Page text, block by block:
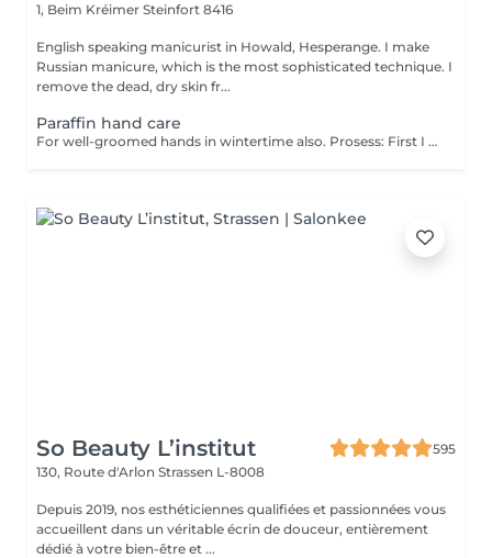
1, Beim Kréimer Steinfort 8416
English speaking manicurist in Howald, Hesperange. I make
Russian manicure, which is the most sophisticated technique. I
remove the dead, dry skin fr...
Paraffin hand care
For well-groomed hands in wintertime also. Prosess: First I use coconut sugar scrub and remove the dead skin cells. This helps the materials get deeper. I massage the skin with a nourishing, vitamin cream, which has a blood circulation-enhancing effect and contains a lot of useful ingredients. I dip your hands in warm paraffin twice, put on a nylon and then a comfortable terry gloves and you can relax for 10-15 minutes. When the time expired, I remove the paraffin and you can enjoy beautiful, fresh, elastic skin that will be more resistant to the harmful effects of the environment. The service can be make after a manicure or gel polish, or separately. Give it a try, you won't regret it!
So Beauty L’institut
595
130, Route d'Arlon Strassen L-8008
Depuis 2019, nos esthéticiennes qualifiées et passionnées vous
accueillent dans un véritable écrin de douceur, entièrement
dédié à votre bien-être et ...